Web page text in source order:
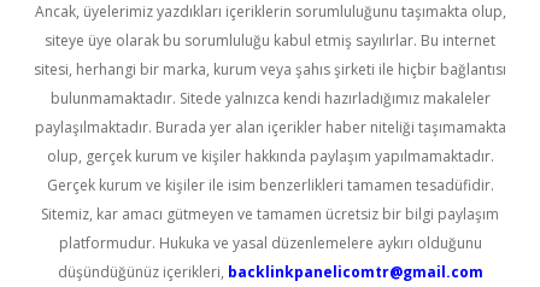
Ancak, üyelerimiz yazdıkları içeriklerin sorumluluğunu taşımakta olup,
siteye üye olarak bu sorumluluğu kabul etmiş sayılırlar. Bu internet
sitesi, herhangi bir marka, kurum veya şahıs şirketi ile hiçbir bağlantısı
bulunmamaktadır. Sitede yalnızca kendi hazırladığımız makaleler
paylaşılmaktadır. Burada yer alan içerikler haber niteliği taşımamakta
olup, gerçek kurum ve kişiler hakkında paylaşım yapılmamaktadır.
Gerçek kurum ve kişiler ile isim benzerlikleri tamamen tesadüfidir.
Sitemiz, kar amacı gütmeyen ve tamamen ücretsiz bir bilgi paylaşım
platformudur. Hukuka ve yasal düzenlemelere aykırı olduğunu
düşündüğünüz içerikleri, backlinkpanelicomtr@gmail.com